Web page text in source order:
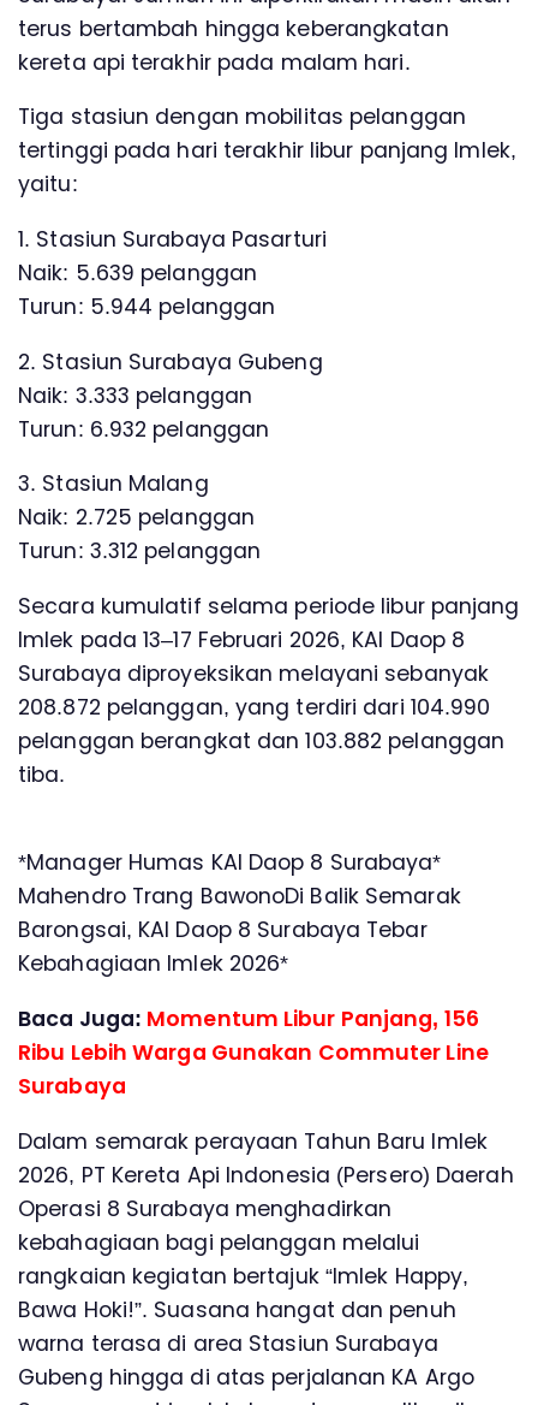
terus bertambah hingga keberangkatan
kereta api terakhir pada malam hari.
Tiga stasiun dengan mobilitas pelanggan
tertinggi pada hari terakhir libur panjang Imlek,
yaitu:
1. Stasiun Surabaya Pasarturi
Naik: 5.639 pelanggan
Turun: 5.944 pelanggan
2. Stasiun Surabaya Gubeng
Naik: 3.333 pelanggan
Turun: 6.932 pelanggan
3. Stasiun Malang
Naik: 2.725 pelanggan
Turun: 3.312 pelanggan
Secara kumulatif selama periode libur panjang
Imlek pada 13–17 Februari 2026, KAI Daop 8
Surabaya diproyeksikan melayani sebanyak
208.872 pelanggan, yang terdiri dari 104.990
pelanggan berangkat dan 103.882 pelanggan
tiba.
*Manager Humas KAI Daop 8 Surabaya*
Mahendro Trang BawonoDi Balik Semarak
Barongsai, KAI Daop 8 Surabaya Tebar
Kebahagiaan Imlek 2026*
Baca Juga: Momentum Libur Panjang, 156
Ribu Lebih Warga Gunakan Commuter Line
Surabaya
Dalam semarak perayaan Tahun Baru Imlek
2026, PT Kereta Api Indonesia (Persero) Daerah
Operasi 8 Surabaya menghadirkan
kebahagiaan bagi pelanggan melalui
rangkaian kegiatan bertajuk “Imlek Happy,
Bawa Hoki!”. Suasana hangat dan penuh
warna terasa di area Stasiun Surabaya
Gubeng hingga di atas perjalanan KA Argo